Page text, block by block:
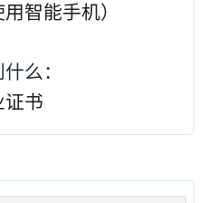
智能手机）
么：
证书